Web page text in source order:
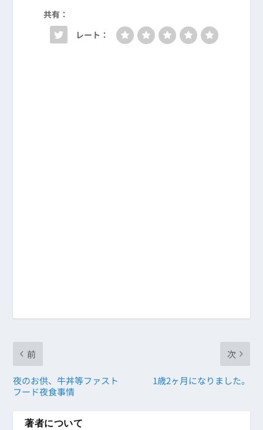
共有：
レート：
前
夜のお供、牛丼等ファスト
フード夜食事情
次
1歳2ヶ月になりました。
著者について